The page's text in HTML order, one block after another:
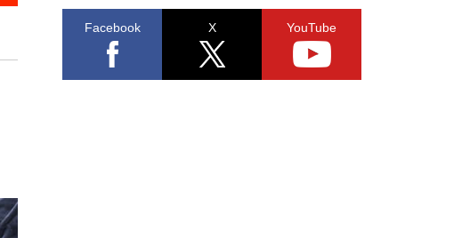
「『火垂るの墓』は、大嘘である」原作者が抱き
続けた“自責の念”とは…「自己憐憫は描きたくな
い」監督が徹底的にこだわったこと（後編） #
戦争の記憶
Book Bang
Facebook X YouTube